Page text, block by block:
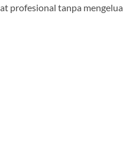
profesional tanpa